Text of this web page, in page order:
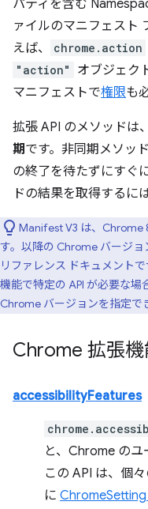
パティを含む
ァイルのマニフェスト
えば、
chrome.action
"action"
オブジェク
マニフェストで権限も
拡張 API のメソッドは
期です。非同期メソッ
の終了を待たずにすぐ
ドの結果を取得するには
Manifest V3 は、Chrome
す。以降の Chrome バージ
リファレンス ドキュメント
機能で特定の API が必要な
Chrome バージョンを指定で
Chrome 拡張機
accessibilityFeatures
と、Chrome のユ
この API は、個
に ChromeSetting